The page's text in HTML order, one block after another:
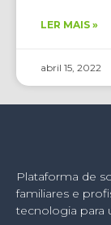
LER MAIS »
abril 15, 2022
Plataforma de
familiares e
tecnologia para